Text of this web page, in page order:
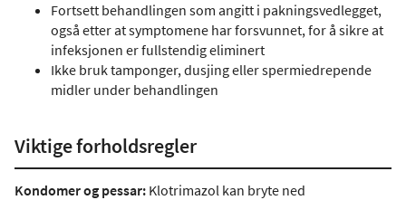
Fortsett behandlingen som angitt i pakningsvedlegget,
også etter at symptomene har forsvunnet, for å sikre at
infeksjonen er fullstendig eliminert
Ikke bruk tamponger, dusjing eller spermiedrepende
midler under behandlingen
Viktige forholdsregler
Kondomer og pessar: Klotrimazol kan bryte ned